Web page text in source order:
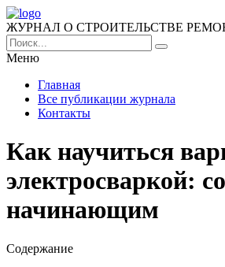
ЖУРНАЛ О СТРОИТЕЛЬСТВЕ
Меню
Главная
Все публикации журнала
Контакты
Как научиться
электросваркой:
начинающим
Содержание